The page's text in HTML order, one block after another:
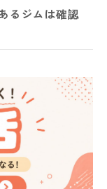
るジムは確認